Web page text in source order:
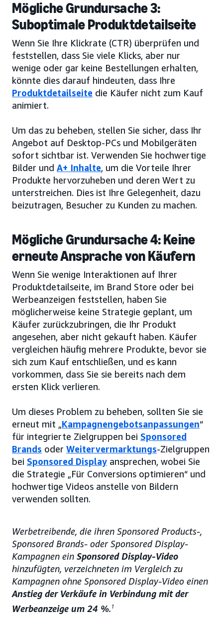
Mögliche Grundursache 3:
Suboptimale Produktdetailseite
Wenn Sie Ihre Klickrate (CTR) überprüfen und
feststellen, dass Sie viele Klicks, aber nur
wenige oder gar keine Bestellungen erhalten,
könnte dies darauf hindeuten, dass Ihre
Produktdetailseite die Käufer nicht zum Kauf
animiert.
Um das zu beheben, stellen Sie sicher, dass Ihr
Angebot auf Desktop-PCs und Mobilgeräten
sofort sichtbar ist. Verwenden Sie hochwertige
Bilder und A+ Inhalte, um die Vorteile Ihrer
Produkte hervorzuheben und deren Wert zu
unterstreichen. Dies ist Ihre Gelegenheit, dazu
beizutragen, Besucher zu Kunden zu machen.
Mögliche Grundursache 4: Keine
erneute Ansprache von Käufern
Wenn Sie wenige Interaktionen auf Ihrer
Produktdetailseite, im Brand Store oder bei
Werbeanzeigen feststellen, haben Sie
möglicherweise keine Strategie geplant, um
Käufer zurückzubringen, die Ihr Produkt
angesehen, aber nicht gekauft haben. Käufer
vergleichen häufig mehrere Produkte, bevor sie
sich zum Kauf entschließen, und es kann
vorkommen, dass Sie sie bereits nach dem
ersten Klick verlieren.
Um dieses Problem zu beheben, sollten Sie sie
erneut mit „Kampagnengebotsanpassungen“
für integrierte Zielgruppen bei Sponsored
Brands oder Weitervermarktungs-Zielgruppen
bei Sponsored Display ansprechen, wobei Sie
die Strategie „Für Conversions optimieren“ und
hochwertige Videos anstelle von Bildern
verwenden sollten.
Werbetreibende, die ihren Sponsored Products-,
Sponsored Brands- oder Sponsored Display-
Kampagnen ein Sponsored Display-Video
hinzufügten, verzeichneten im Vergleich zu
Kampagnen ohne Sponsored Display-Video einen
Anstieg der Verkäufe in Verbindung mit der
Werbeanzeige um 24 %.1